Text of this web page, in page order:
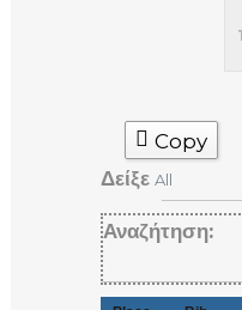
Copy
ΔείξεAll
Αναζήτηση: